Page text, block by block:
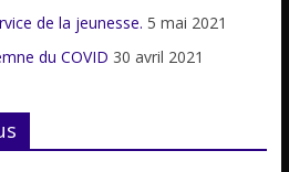
de la jeunesse. 5 mai 2021
du COVID 30 avril 2021